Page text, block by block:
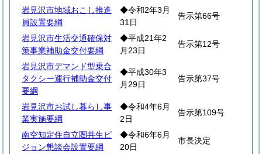
岩見沢市地域おこし推進
員設置要綱
◆令和2年3月
31日
告示第66号
岩見沢市生活交通確保対
策事業補助金交付要綱
◆平成21年2
月23日
告示第12号
岩見沢市デマンド型乗合
タクシー運行補助金交付
要綱
◆平成30年3
月29日
告示第37号
岩見沢市お試し暮らし事
業実施要綱
◆令和4年6月
2日
告示第109号
南空知定住自立圏共生ビ
ジョン懇談会設置要綱
◆令和6年6月
20日
市長決定